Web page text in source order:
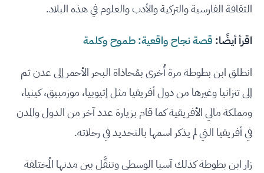
الثقافة الفارسية والتركية والأدب والعلوم في هذه البلاد.
اقرأ أيضًا: قصة نجاح واقعية: طموح وكلمة
انطلق ابن بطوطة مرة أُخرى بمُحاذاة البحر الأحمر إلى عدن ثم
إلى تنزانيا وغيرها من دول أفريقيا مثل إثيوبيا، موزمبيق، كينيا،
ومملكة مالي الأفريقية كما قام بزيارة عدد آخر من الدول والمدن
في أفريقيا التي لم يذكر اسمها بالتحديد في رحلاته.
زار ابن بطوطة كذلك آسيا الوسطى وتنقَّل بين مدنها المُختلفة